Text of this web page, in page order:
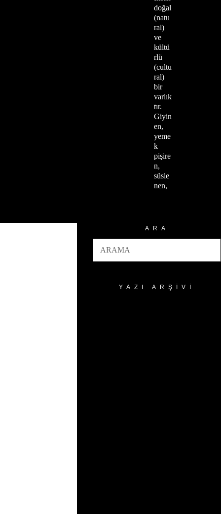
doğal
(natu
ral)
ve
kültü
rlü
(cultu
ral)
bir
varlık
tır.
Giyin
en,
yeme
k
pişire
n,
süsle
nen,
ARA
YAZI ARŞIVI